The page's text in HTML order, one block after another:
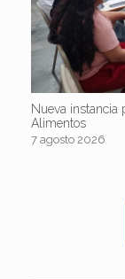
Nueva instancia
Alimentos
7 agosto 2026